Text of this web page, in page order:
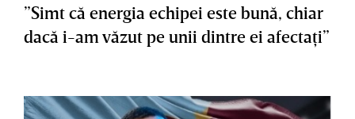
”Simt că energia echipei este bună, chiar
dacă i-am văzut pe unii dintre ei afectaţi”